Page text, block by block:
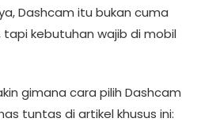
Dashcam itu bukan cuma
kebutuhan wajib di mobil
gimana cara pilih Dashcam
tuntas di artikel khusus ini: